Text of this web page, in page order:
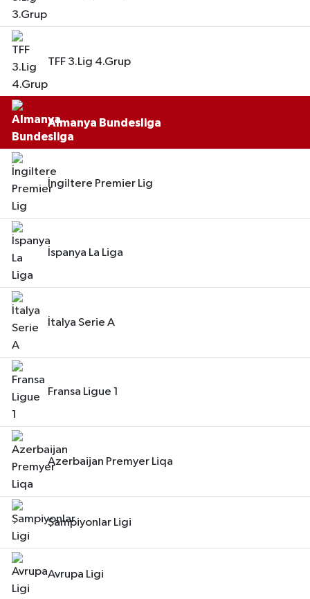
TFF 3.Lig 4.Grup
Almanya Bundesliga
İngiltere Premier Lig
İspanya La Liga
İtalya Serie A
Fransa Ligue 1
Azerbaijan Premyer Liqa
Şampiyonlar Ligi
Avrupa Ligi